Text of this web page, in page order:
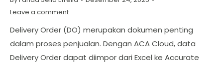
Leave a comment
Delivery Order (DO) merupakan dokumen penting
dalam proses penjualan. Dengan ACA Cloud, data
Delivery Order dapat diimpor dari Excel ke Accurate